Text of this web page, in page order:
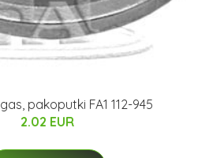
pakoputki FA1 112-945
2.02 EUR